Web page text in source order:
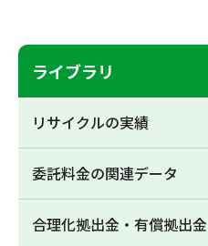
ライブラリ
リサイクルの実績
委託料金の関連データ
合理化拠出金・有償拠出金